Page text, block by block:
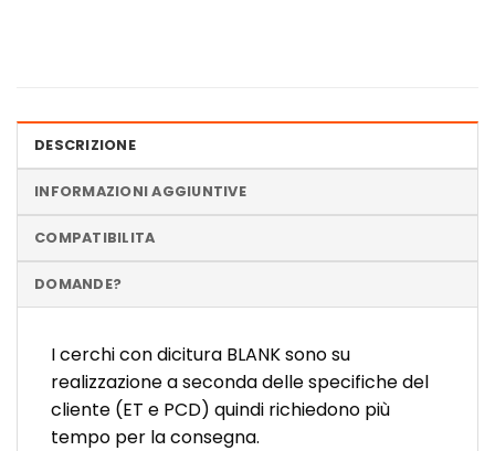
DESCRIZIONE
INFORMAZIONI AGGIUNTIVE
COMPATIBILITA
DOMANDE?
I cerchi con dicitura BLANK sono su
realizzazione a seconda delle specifiche del
cliente (ET e PCD) quindi richiedono più
tempo per la consegna.